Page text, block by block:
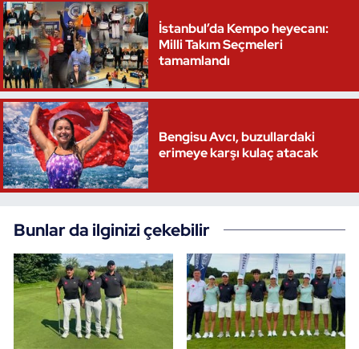
İstanbul’da Kempo heyecanı:
Milli Takım Seçmeleri
tamamlandı
Bengisu Avcı, buzullardaki
erimeye karşı kulaç atacak
Bunlar da ilginizi çekebilir
Yüzme